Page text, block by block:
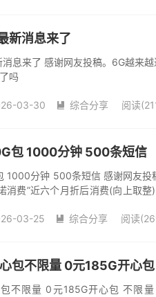
新消息来了
息来了 感谢网友投稿。6G越来
吗
03-30  综合分享 阅读
包 1000分钟 500条短信
1000分钟 500条短信 感谢网友投
消费”近六个月折后消费(向上取
03-25  综合分享 阅读
包不限量 0元185G开心
不限量 0元185G开心包 不限